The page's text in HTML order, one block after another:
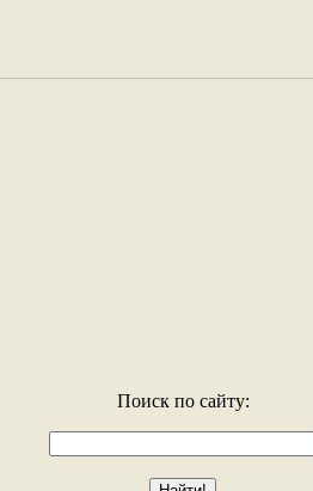
Поиск по сайту: